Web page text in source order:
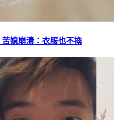
媳崩潰：衣服也不換